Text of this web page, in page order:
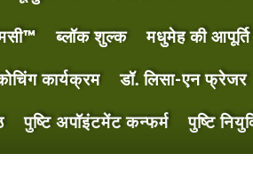
ब्लॉक शुल्क मधुमेह की
कार्यक्रम डॉ. लिसा-एन फ्रेजर
पुष्टि अपॉइंटमेंट कन्फर्म पुष्टि